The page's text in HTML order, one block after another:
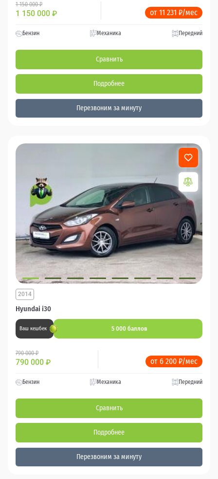
1 150 000 ₽
1 150 000 ₽ от 11 231 ₽/мес
Бензин Механика Передний
Сравнить
Подробнее
Перезвоним за минуту
Hyundai i30
2014
Ваш кешбек 5 000 баллов
790 000 ₽
790 000 ₽ от 6 200 ₽/мес
Бензин Механика Передний
Сравнить
Подробнее
Перезвоним за минуту